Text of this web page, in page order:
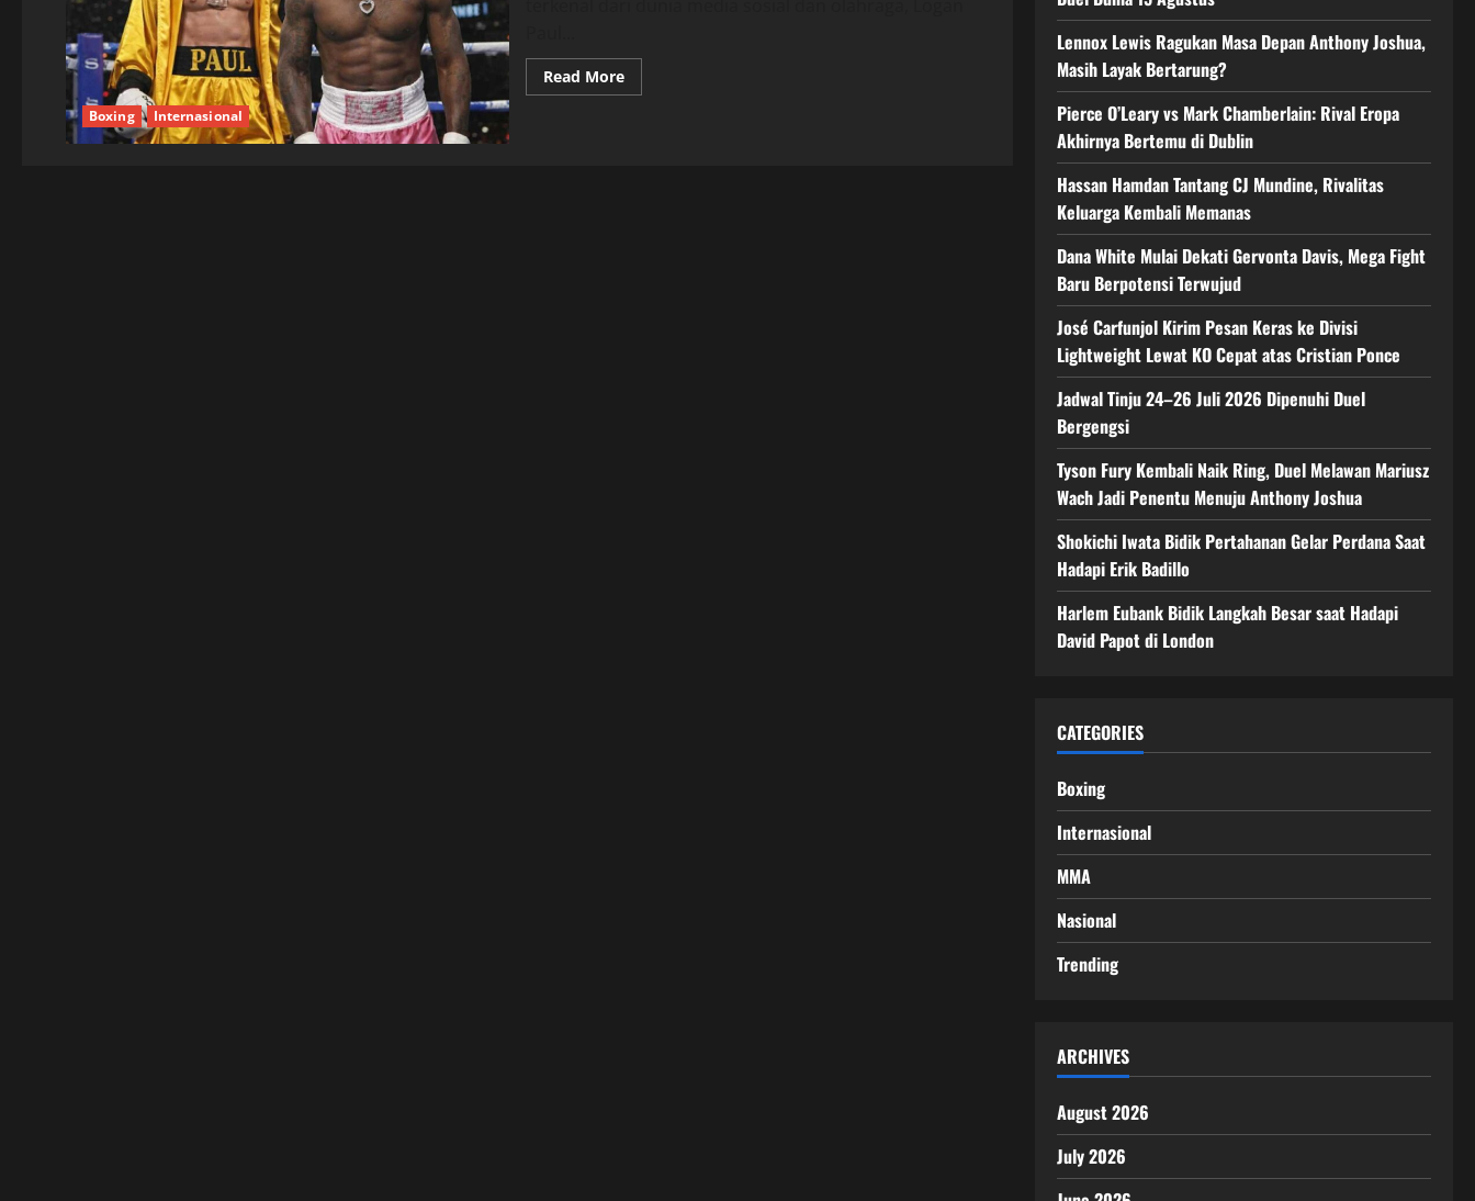
Boxing Internasional
Read MoreRead
more
Lennox Lewis Ragukan Masa Depan Anthony Joshua,
Masih Layak Bertarung?
Pierce O’Leary vs Mark Chamberlain: Rival Eropa
Akhirnya Bertemu di Dublin
Hassan Hamdan Tantang CJ Mundine, Rivalitas
Keluarga Kembali Memanas
Dana White Mulai Dekati Gervonta Davis, Mega Fight
Baru Berpotensi Terwujud
José Carfunjol Kirim Pesan Keras ke Divisi
Lightweight Lewat KO Cepat atas Cristian Ponce
Jadwal Tinju 24–26 Juli 2026 Dipenuhi Duel
Bergengsi
Tyson Fury Kembali Naik Ring, Duel Melawan Mariusz
Wach Jadi Penentu Menuju Anthony Joshua
Shokichi Iwata Bidik Pertahanan Gelar Perdana Saat
Hadapi Erik Badillo
Harlem Eubank Bidik Langkah Besar saat Hadapi
David Papot di London
CATEGORIES
Boxing
Internasional
MMA
Nasional
Trending
ARCHIVES
August 2026
July 2026